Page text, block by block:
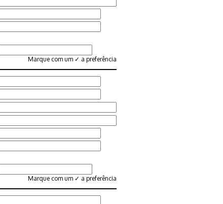
Marque com um ✓ a preferência
Marque com um ✓ a preferência